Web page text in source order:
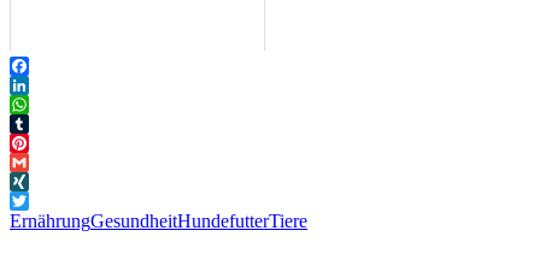
Facebook
LinkedIn
WhatsApp
Tumblr
Pinterest
Gmail
XING
Twitter
ErnährungGesundheitHundefutterTiere